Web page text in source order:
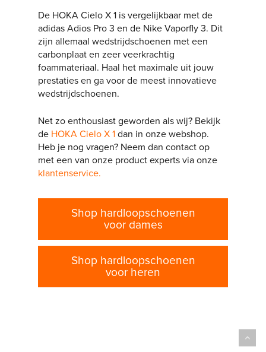
De HOKA Cielo X 1 is vergelijkbaar met de
adidas Adios Pro 3 en de Nike Vaporfly 3. Dit
zijn allemaal wedstrijdschoenen met een
carbonplaat en zeer veerkrachtig
foammateriaal. Haal het maximale uit jouw
prestaties en ga voor de meest innovatieve
wedstrijdschoenen.
Net zo enthousiast geworden als wij? Bekijk
de HOKA Cielo X 1 dan in onze webshop.
Heb je nog vragen? Neem dan contact op
met een van onze product experts via onze
klantenservice.
Shop hardloopschoenen
voor dames
Shop hardloopschoenen
voor heren